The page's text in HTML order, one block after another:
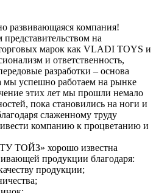
развивающаяся компания!
на
марок как VLADI TOYS и
и ответственность,
разработки – основа
мы успешно работаем на рынке
этих лет мы прошли немало
пока становились на ноги и
слаженному труду
компанию к процветанию и
ТОЙЗ» хорошо известна
продукции благодаря:
продукции;